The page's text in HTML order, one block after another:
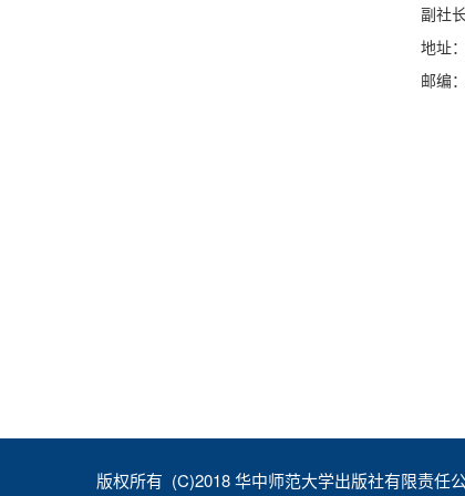
副社
地址
邮编
版权所有 (C)2018 华中师范大学出版社有限责任